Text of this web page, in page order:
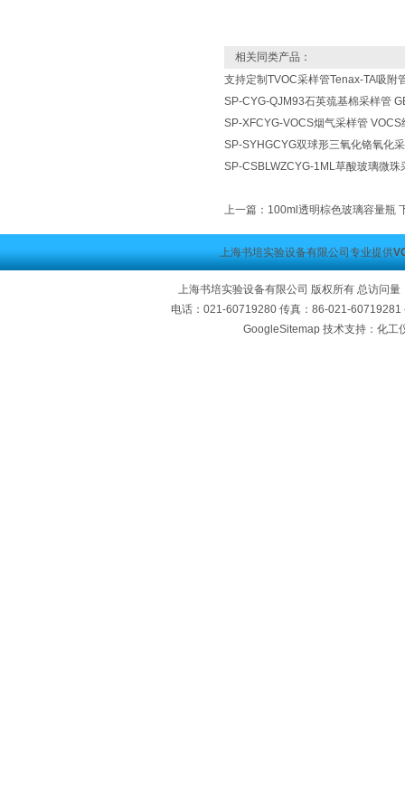
相关同类产品：
支持定制TVOC采样管Tenax-TA吸附
SP-CYG-QJM93石英巯基棉采样管
SP-XFCYG-VOCS烟气采样管 VOCS
SP-SYHGCYG双球形三氧化铬氧化
SP-CSBLWZCYG-1ML草酸玻璃微
上一篇： 100ml透明棕色玻璃容量瓶
上海书培实验设备有限公司专业提供
上海书培实验设备有限公司 版权所有 总访问量
电话：021-60719280 传真：86-021-
GoogleSitemap技术支持：化工